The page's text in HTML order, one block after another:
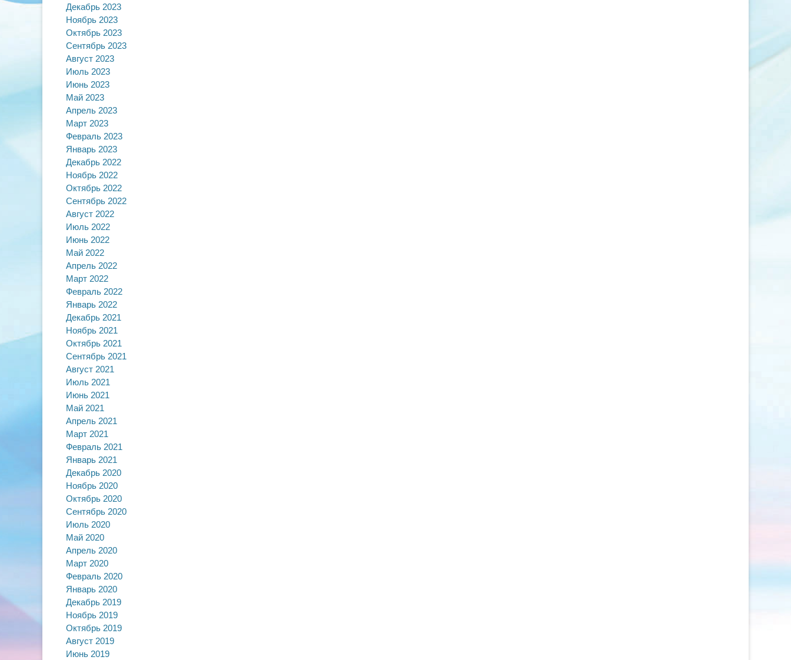
Декабрь 2023
Ноябрь 2023
Октябрь 2023
Сентябрь 2023
Август 2023
Июль 2023
Июнь 2023
Май 2023
Апрель 2023
Март 2023
Февраль 2023
Январь 2023
Декабрь 2022
Ноябрь 2022
Октябрь 2022
Сентябрь 2022
Август 2022
Июль 2022
Июнь 2022
Май 2022
Апрель 2022
Март 2022
Февраль 2022
Январь 2022
Декабрь 2021
Ноябрь 2021
Октябрь 2021
Сентябрь 2021
Август 2021
Июль 2021
Июнь 2021
Май 2021
Апрель 2021
Март 2021
Февраль 2021
Январь 2021
Декабрь 2020
Ноябрь 2020
Октябрь 2020
Сентябрь 2020
Июль 2020
Май 2020
Апрель 2020
Март 2020
Февраль 2020
Январь 2020
Декабрь 2019
Ноябрь 2019
Октябрь 2019
Август 2019
Июнь 2019